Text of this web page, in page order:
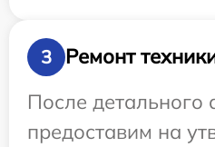
3
Ремонт
После детального
предоставим на